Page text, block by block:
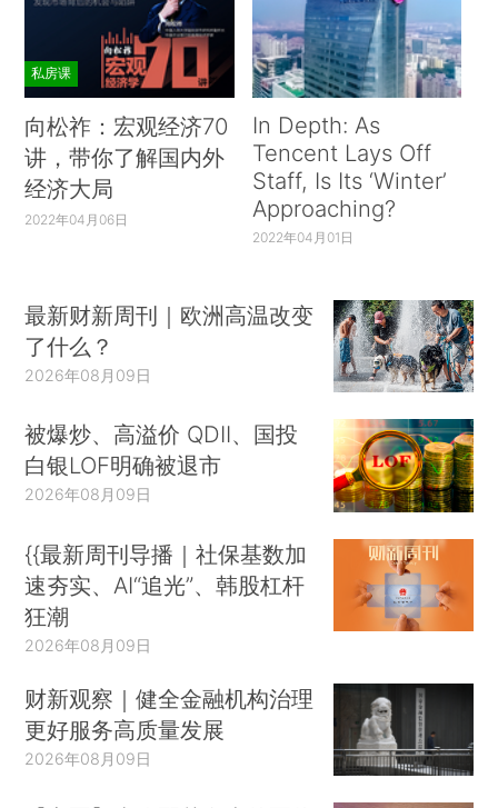
私房课
向松祚：宏观经济70
讲，带你了解国内外
经济大局
2022年04月06日
In Depth: As
Tencent Lays Off
Staff, Is Its ‘Winter’
Approaching?
2022年04月01日
最新财新周刊｜欧洲高温改变
了什么？
2026年08月09日
被爆炒、高溢价 QDII、国投
白银LOF明确被退市
2026年08月09日
{{最新周刊导播｜社保基数加
速夯实、AI“追光”、韩股杠杆
狂潮
2026年08月09日
财新观察｜健全金融机构治理
更好服务高质量发展
2026年08月09日